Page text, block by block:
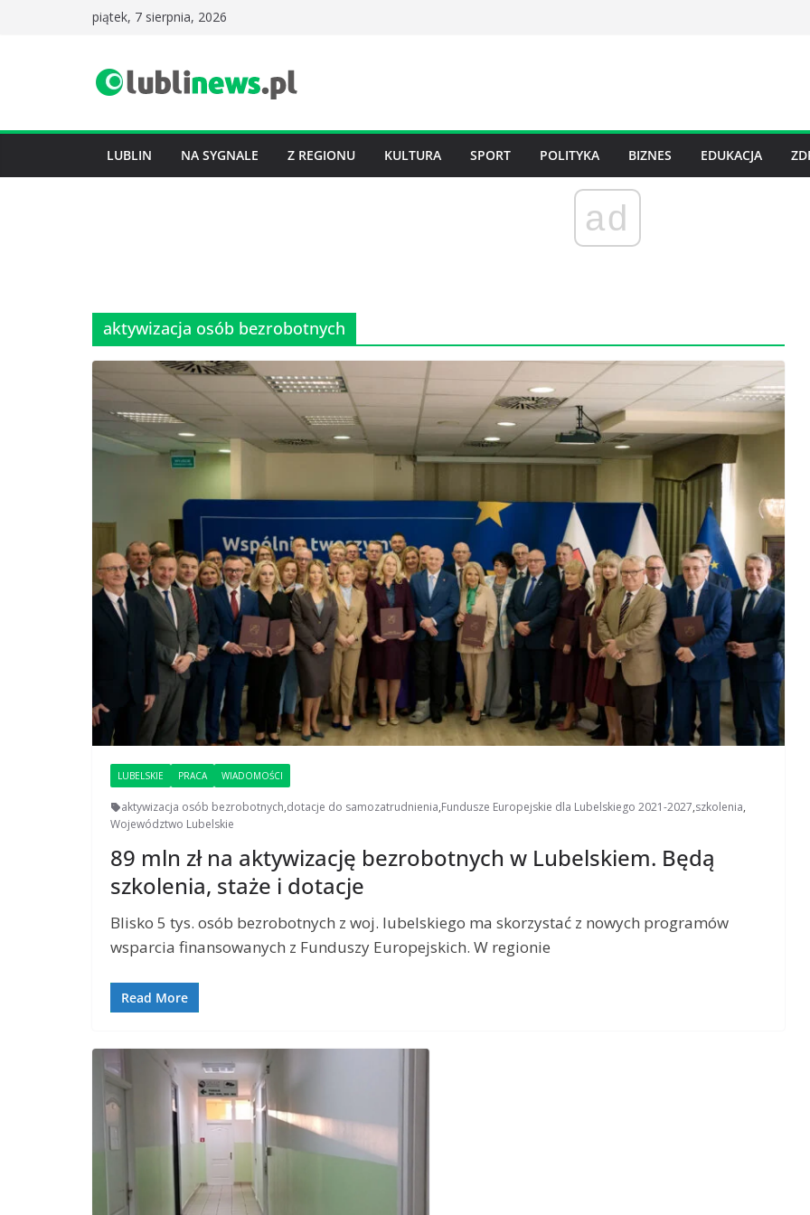
piątek, 7 sierpnia, 2026
LUBLIN NA SYGNALE Z REGIONU KULTURA SPORT POLITYKA BIZNES EDUKACJA
ad
aktywizacja osób bezrobotnych
LUBELSKIE PRACA WIADOMOŚCI
aktywizacja osób bezrobotnych,dotacje do samozatrudnienia,Fundusze Europejskie dla Lubelskiego 2021-2027,szkolenia,
Województwo Lubelskie
89 mln zł na aktywizację bezrobotnych w Lubelskiem. Będą
szkolenia, staże i dotacje
Blisko 5 tys. osób bezrobotnych z woj. lubelskiego ma skorzystać z nowych programów
wsparcia finansowanych z Funduszy Europejskich. W regionie
Read More